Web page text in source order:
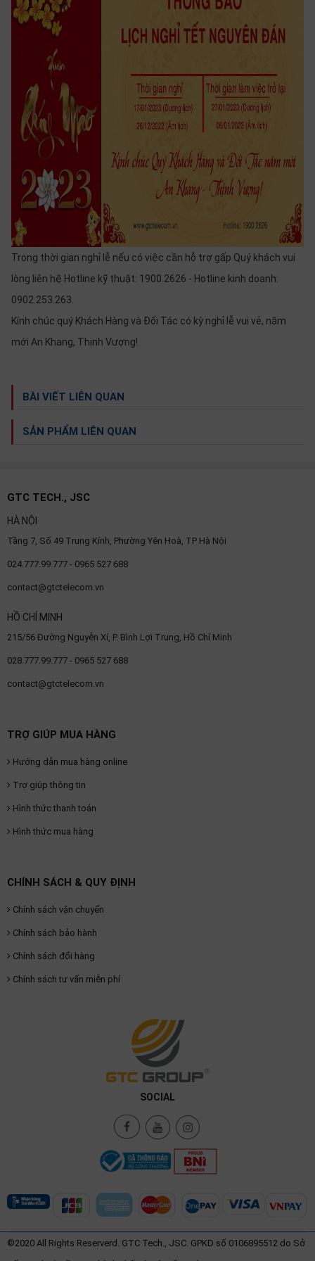
Trong thời gian nghỉ lễ nếu có việc cần hỗ trợ gấp Quý khách vui
lòng liên hệ Hotline kỹ thuật: 1900.2626 - Hotline kinh doanh:
0902.253.263.
Kính chúc quý Khách Hàng và Đối Tác có kỳ nghỉ lễ vui vẻ, năm
mới An Khang, Thịnh Vượng!
BÀI VIẾT LIÊN QUAN
SẢN PHẨM LIÊN QUAN
GTC TECH., JSC
HÀ NỘI
Tầng 7, Số 49 Trung Kính, Phường Yên Hoà, TP Hà Nội
024.777.99.777 - 0965 527 688
contact@gtctelecom.vn
HỒ CHÍ MINH
215/56 Đường Nguyễn Xí, P. Bình Lợi Trung, Hồ Chí Minh
028.777.99.777 - 0965 527 688
contact@gtctelecom.vn
TRỢ GIÚP MUA HÀNG
Hướng dẫn mua hàng online
Trợ giúp thông tin
Hình thức thanh toán
Hình thức mua hàng
CHÍNH SÁCH & QUY ĐỊNH
Chính sách vận chuyển
Chính sách bảo hành
Chính sách đổi hàng
Chính sách tư vấn miễn phí
SOCIAL
©2020 All Rights Reserverd. GTC Tech., JSC. GPKD số 0106895512 do Sở
SP
khác
KHÁC
Giải
pháp
Hỗ
trợ
Tin
tức
hệ
thiệu
English